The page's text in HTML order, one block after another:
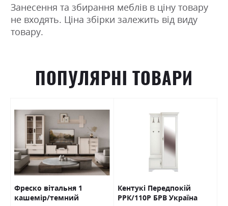
Занесення та збирання меблів в ціну товару
не входять. Ціна збірки залежить від виду
товару.
ПОПУЛЯРНІ ТОВАРИ
Фреско вітальня 1
кашемір/темний
Кентукі Передпокій
РРК/110Р БРВ Україна